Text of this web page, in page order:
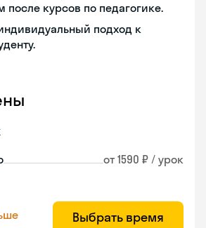
после курсов по педагогике.
подход к
от 1590 ₽ / урок
Выбрать время